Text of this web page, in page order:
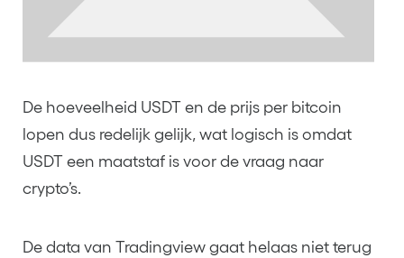
De hoeveelheid USDT en de prijs per bitcoin
lopen dus redelijk gelijk, wat logisch is omdat
USDT een maatstaf is voor de vraag naar
crypto’s.
De data van Tradingview gaat helaas niet terug